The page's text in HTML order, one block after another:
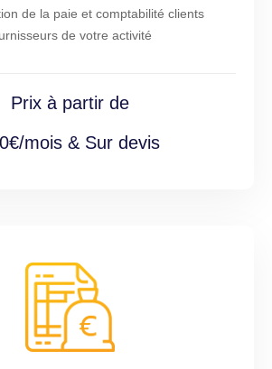
de la paie et comptabilité clients
de votre activité
Prix à partir de
mois & Sur devis